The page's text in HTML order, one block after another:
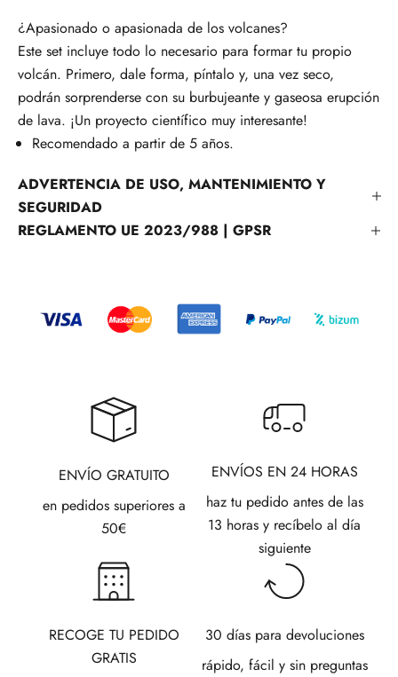
¿Apasionado o apasionada de los volcanes?
Este set incluye todo lo necesario para formar tu propio
volcán. Primero, dale forma, píntalo y, una vez seco,
podrán sorprenderse con su burbujeante y gaseosa erupción
de lava. ¡Un proyecto científico muy interesante!
Recomendado a partir de 5 años.
ADVERTENCIA DE USO, MANTENIMIENTO Y
SEGURIDAD
REGLAMENTO UE 2023/988 | GPSR
ENVÍO GRATUITO
en pedidos superiores a
50€
ENVÍOS EN 24 HORAS
haz tu pedido antes de las
13 horas y recíbelo al día
siguiente
RECOGE TU PEDIDO
GRATIS
30 días para devoluciones
rápido, fácil y sin preguntas